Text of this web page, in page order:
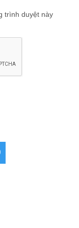
trình duyệt này